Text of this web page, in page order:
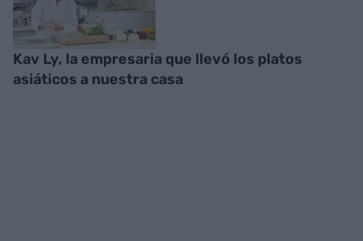
Kav Ly, la empresaria que llevó los platos
asiáticos a nuestra casa